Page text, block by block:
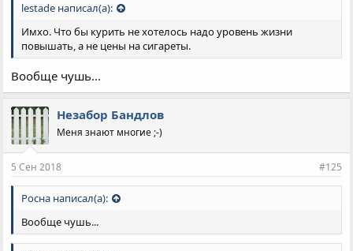
lestade написал(а):
Имхо. Что бы курить не хотелось надо уровень жизни
повышать, а не цены на сигареты.
Вообще чушь...
Незабор Бандлов
Меня знают многие ;-)
5 Сен 2018 #125
Росна написал(а):
Вообще чушь...